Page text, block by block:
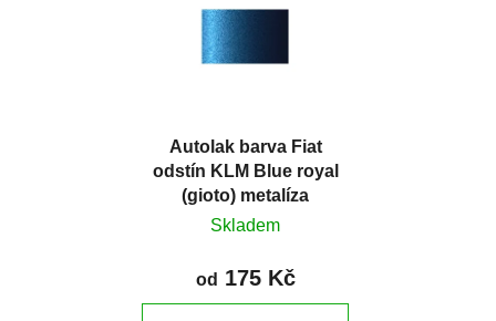
Autolak barva Fiat
odstín KLM Blue royal
(gioto) metalíza
Skladem
od 175 Kč